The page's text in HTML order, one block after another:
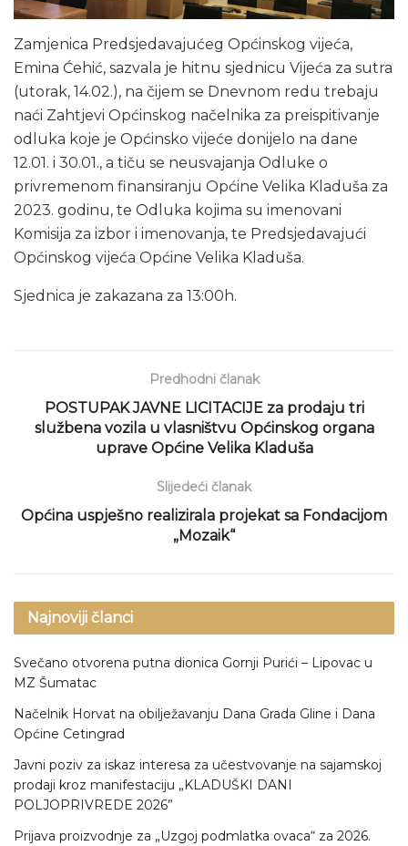
Zamjenica Predsjedavajućeg Općinskog vijeća,
Emina Ćehić, sazvala je hitnu sjednicu Vijeća za sutra
(utorak, 14.02.), na čijem se Dnevnom redu trebaju
naći Zahtjevi Općinskog načelnika za preispitivanje
odluka koje je Općinsko vijeće donijelo na dane
12.01. i 30.01., a tiču se neusvajanja Odluke o
privremenom finansiranju Općine Velika Kladuša za
2023. godinu, te Odluka kojima su imenovani
Komisija za izbor i imenovanja, te Predsjedavajući
Općinskog vijeća Općine Velika Kladuša.
Sjednica je zakazana za 13:00h.
Predhodni članak
POSTUPAK JAVNE LICITACIJE za prodaju tri
službena vozila u vlasništvu Općinskog organa
uprave Općine Velika Kladuša
Slijedeći članak
Općina uspješno realizirala projekat sa Fondacijom
„Mozaik“
Najnoviji članci
Svečano otvorena putna dionica Gornji Purići – Lipovac u
MZ Šumatac
Načelnik Horvat na obilježavanju Dana Grada Gline i Dana
Općine Cetingrad
Javni poziv za iskaz interesa za učestvovanje na sajamskoj
prodaji kroz manifestaciju „KLADUŠKI DANI
POLJOPRIVREDE 2026”
Prijava proizvodnje za „Uzgoj podmlatka ovaca“ za 2026.